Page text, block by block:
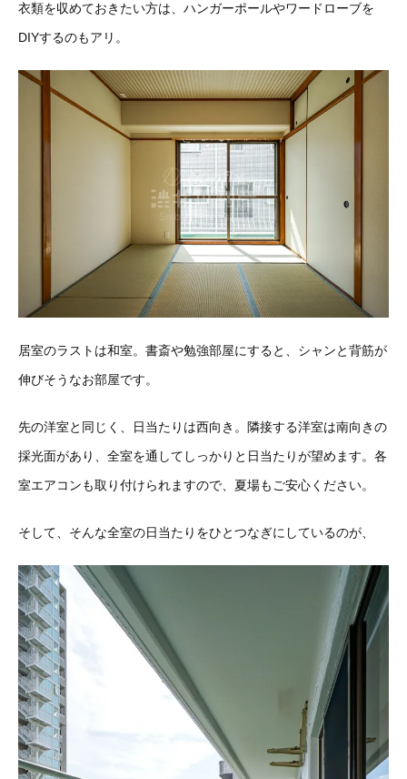
衣類を収めておきたい方は、ハンガーポールやワードローブを
DIYするのもアリ。
居室のラストは和室。書斎や勉強部屋にすると、シャンと背筋が
伸びそうなお部屋です。
先の洋室と同じく、日当たりは西向き。隣接する洋室は南向きの
採光面があり、全室を通してしっかりと日当たりが望めます。各
室エアコンも取り付けられますので、夏場もご安心ください。
そして、そんな全室の日当たりをひとつなぎにしているのが、